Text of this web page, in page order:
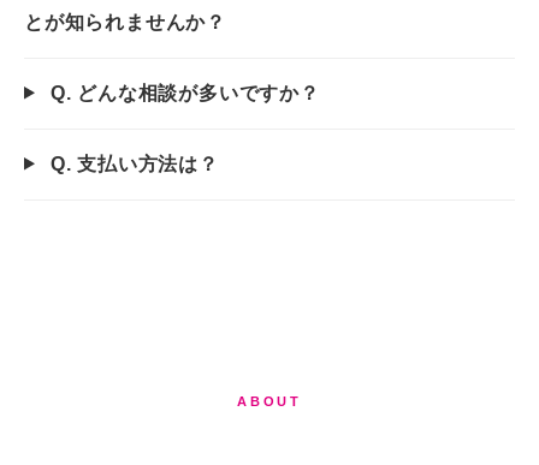
とが知られませんか？
Q. どんな相談が多いですか？
Q. 支払い方法は？
ABOUT